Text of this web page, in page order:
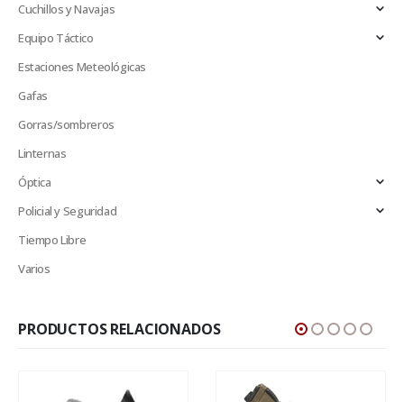
Cuchillos y Navajas
Equipo Táctico
Estaciones Meteológicas
Gafas
Gorras/sombreros
Linternas
Óptica
Policial y Seguridad
Tiempo Libre
Varios
PRODUCTOS RELACIONADOS